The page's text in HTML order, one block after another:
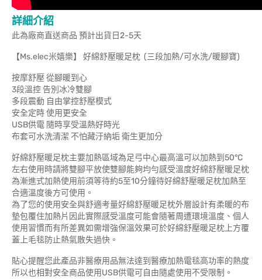
詳細介紹
此為廠商直送商品 預計出貨日2-5天
【Ms.elec米嬉樂】 好綿舒壓暖足枕 (三段加熱/可水洗/暖腳寶)
按摩舒壓 從腳暖到心
3段溫控 告別冰冷雙腳
多段震動 自由掌控舒壓模式
安全定時 使用更安全
USB供電 隨時享受溫熱好時光
布套可水洗清潔 不怕藏汙納垢 衛生更加分
好綿舒壓暖足枕主要加熱區域為足弓中心最高溫可以加熱到50°C
左右使用時請將雙腳平放使雙腳能夠均勻感受溫度好綿舒壓暖足枕
為漸進式加熱使用前須等待約5至10分鐘待好綿舒壓暖足枕加熱至
合適溫度後方可使用。
為了您的使用安全與舒適考量好綿舒壓暖足枕外層設計有柔暖的布
墊包覆住加熱片因此實際感受溫度可能會隨著周遭環境溫度、個人
使用習慣而有所差異如需增強保溫效果可於好綿舒壓暖足枕上方覆
蓋上毛毯防止熱氣散失過快。
貼心提醒您此產品非醫療用品無法達到醫療加熱電毯高功率的熱度
所以也相對安全商品使用USB供電可自由隨處使用不受限制。